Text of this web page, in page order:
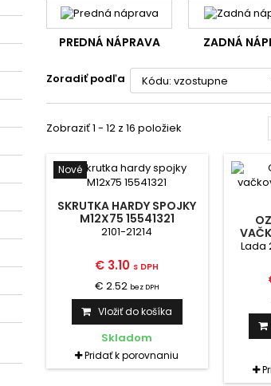
PREDNÁ NÁPRAVA ZADNÁ
Zoradiť podľa
Zobraziť 1 - 12 z 16 položiek
Nové
SKRUTKA HARDY SPOJKY
M12X75 15541321
2101-21214
€ 3.10 s DPH
€ 2.52 bez DPH
Vložiť do košíka
Skladom
Pridať k porovnaniu
Lada